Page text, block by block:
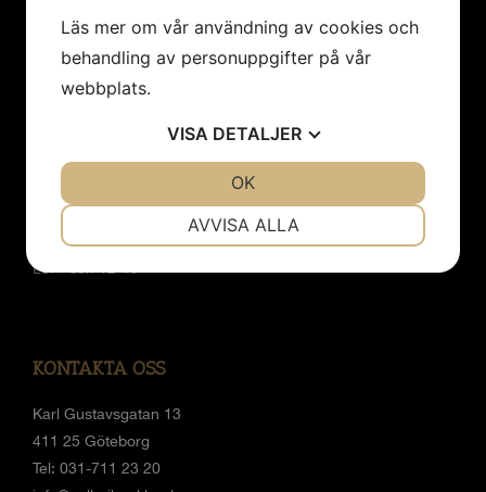
Om oss
Nyheter
Öppettider
Vi har sommarstängt 19/6 - 9/8.
Mån- tor 12 - 18
Fre 12-17
Lör - sön 12-15
KONTAKTA OSS
Karl Gustavsgatan 13
411 25 Göteborg
Tel: 031-711 23 20
Läs mer om vår användning av cookies och
behandling av personuppgifter på vår
webbplats.
VISA DETALJER
AVVISA ALLA
OK